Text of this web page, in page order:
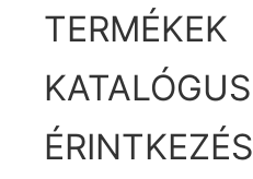
TERMÉKEK
KATALÓGUS
ÉRINTKEZÉS